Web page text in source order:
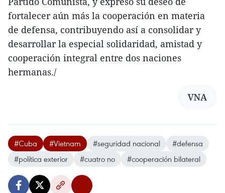
fortalecer aún más la cooperación en materia
de defensa, contribuyendo así a consolidar y
desarrollar la especial solidaridad, amistad y
cooperación integral entre dos naciones
hermanas./
VNA
#Cuba #Vietnam #seguridad nacional
#defensa
#política exterior
#cuatro no #cooperación bilateral